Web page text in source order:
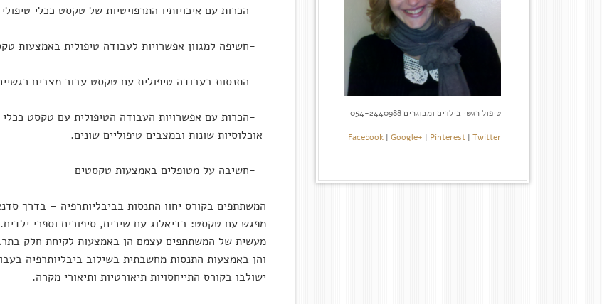
-הכרות עם איכויותיו התרפויטיות של טקסט ככלי טיפולי
-חשיפה למגוון אפשרויות לעבודה טיפולית באמצעות
-התנסות בעבודה טיפולית עם טקסט עבור מצבים
-הכרות עם אפשרויות העבודה הטיפולית עם טקסט
אוכלוסיות שונות ובמצבים טיפוליים שונים.
-חשיבה על מטופלים באמצעות טקסטים
המשתתפים בקורס יחוו התנסות בביבליותרפיה – בדרך
מפגש עם טקסט: בדיאלוג עם שירים, סיפורים וספרי
מעשית של המשתתפים עצמם הן באמצעות לקיחת חלק
והן באמצעות התנסות מחשבתית בשילוב ביבליותרפיה
ישולבו בקורס התייחסויות תיאורטיות ותיאורי מקרה.
טיפול רגשי בילדים ומבוגרים 054-2440988
Facebook | Google+ | Pinterest | Twitter